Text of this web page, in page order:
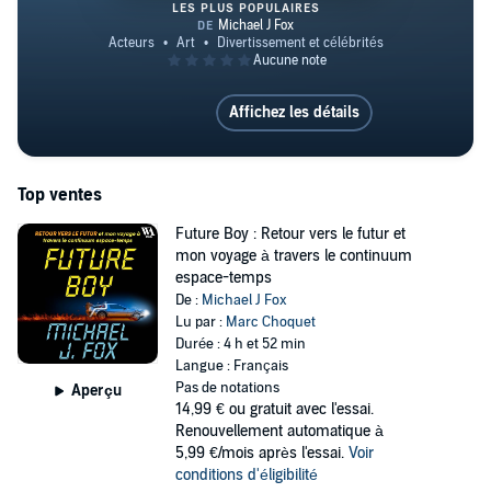
Future Boy : Retour vers le
LES PLUS POPULAIRES
Affichez les détails
Top ventes
Aperçu
Future Boy : Retour vers le futur et
mon voyage à travers le continuum
espace-temps
De : Michael J Fox
Lu par : Marc Choquet
Durée : 4 h et 52 min
Langue : Français
Pas de notations
14,99 € ou gratuit avec l'essai.
Renouvellement automatique à
5,99 €/mois après l'essai. Voir
conditions d'éligibilité